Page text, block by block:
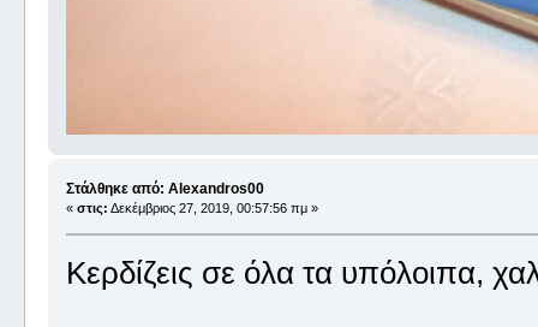
Στάλθηκε από: Alexandros00
« στις: Δεκέμβριος 27, 2019, 00:57:56 πμ »
Κερδίζεις σε όλα τα υπόλοιπα,